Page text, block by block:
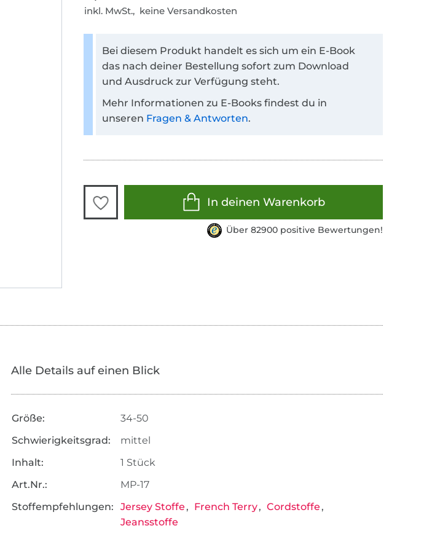
inkl. MwSt., keine Versandkosten
Bei diesem Produkt handelt es sich um ein E-Book
das nach deiner Bestellung sofort zum Download
und Ausdruck zur Verfügung steht.
Mehr Informationen zu E-Books findest du in
unseren Fragen & Antworten.
In deinen Warenkorb
Über 82900 positive Bewertungen!
Alle Details auf einen Blick
Größe:
34-50
Schwierigkeitsgrad:
mittel
Inhalt:
1 Stück
Art.Nr.:
MP-17
Stoffempfehlungen:
Jersey Stoffe French Terry
Cordstoffe
Jeansstoffe